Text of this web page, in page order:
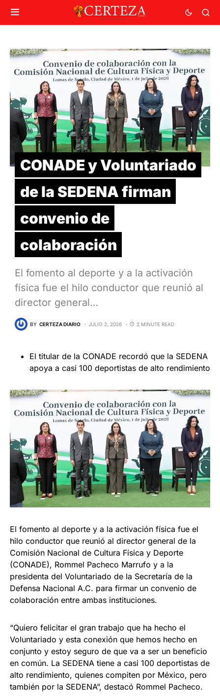
CONADE y Voluntariado
de la SEDENA firman
convenio de
colaboración
El fomento al deporte y a la activación
física fue el hilo conductor que reunió al
director general…
BY CERTEZA DIARIO JULIO 2, 2026 2 MINUTE READ
El titular de la CONADE recordó que la SEDENA
apoya a casi 100 deportistas de alto rendimiento
El fomento al deporte y a la activación física fue el
hilo conductor que reunió al director general de la
Comisión Nacional de Cultura Física y Deporte
(CONADE), Rommel Pacheco Marrufo y a la
presidenta del Voluntariado de la Secretaría de la
Defensa Nacional A.C. para firmar un convenio de
colaboración entre ambas instituciones.
“Quiero felicitar el gran trabajo que ha hecho el
Voluntariado y esta conexión que hemos hecho en
conjunto y estoy seguro de que va a ser un beneficio
en común. La SEDENA tiene a casi 100 deportistas de
alto rendimiento, quienes compiten por México, pero
también por la SEDENA”, destacó Rommel Pacheco.